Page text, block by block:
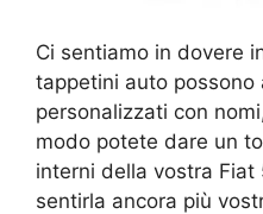
Ci sentiamo in dovere
tappetini auto possono
personalizzati con
modo potete dare un
interni della vostra
sentirla ancora più